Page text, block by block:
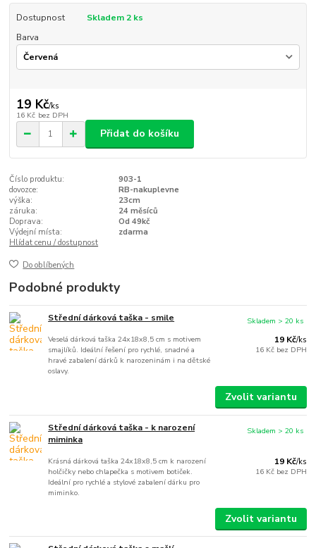
Dostupnost
Skladem 2 ks
Barva
19 Kč/ks
16 Kč bez DPH
Přidat do košíku
Číslo produktu:
903-1
dovozce:
RB-nakuplevne
výška:
23cm
záruka:
24 měsíců
Doprava:
Od 49kč
Výdejní místa:
zdarma
Hlídat cenu / dostupnost
Do oblíbených
Podobné produkty
Střední dárková taška - smile
Veselá dárková taška 24x18x8,5 cm s motivem
smajlíků. Ideální řešení pro rychlé, snadné a
hravé zabalení dárků k narozeninám i na dětské
oslavy.
19 Kč/ks
16 Kč bez DPH
Skladem > 20 ks
Zvolit variantu
Střední dárková taška - k narození
miminka
Krásná dárková taška 24x18x8,5 cm k narození
holčičky nebo chlapečka s motivem botiček.
Ideální pro rychlé a stylové zabalení dárku pro
miminko.
19 Kč/ks
16 Kč bez DPH
Skladem > 20 ks
Zvolit variantu